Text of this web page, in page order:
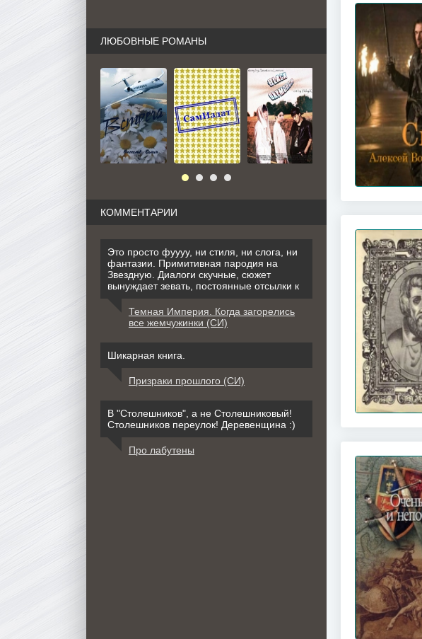
ЛЮБОВНЫЕ РОМАНЫ
КОММЕНТАРИИ
Это просто фуууу, ни стиля, ни слога, ни
фантазии. Примитивная пародия на
Звездную. Диалоги скучные, сюжет
вынуждает зевать, постоянные отсылки к
Темная Империя. Когда загорелись
все жемчужинки (СИ)
Шикарная книга.
Призраки прошлого (СИ)
В "Столешников", а не Столешниковый!
Столешников переулок! Деревенщина :)
Про лабутены